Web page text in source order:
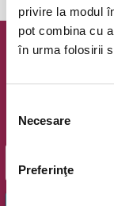
privire la modul
pot combina cu
în urma folosirii
consimțământului
Necesare
Preferinţe